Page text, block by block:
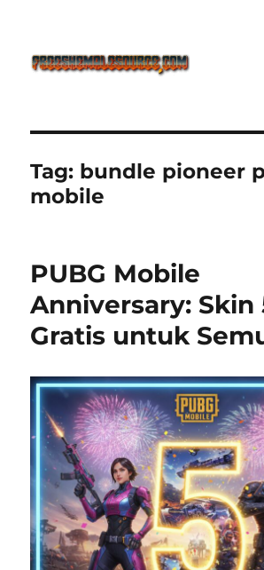
Defense Main Game
Ketagihan!
Tag: bundle pioneer
mobile
PUBG Mobile
Anniversary: Skin
Gratis untuk